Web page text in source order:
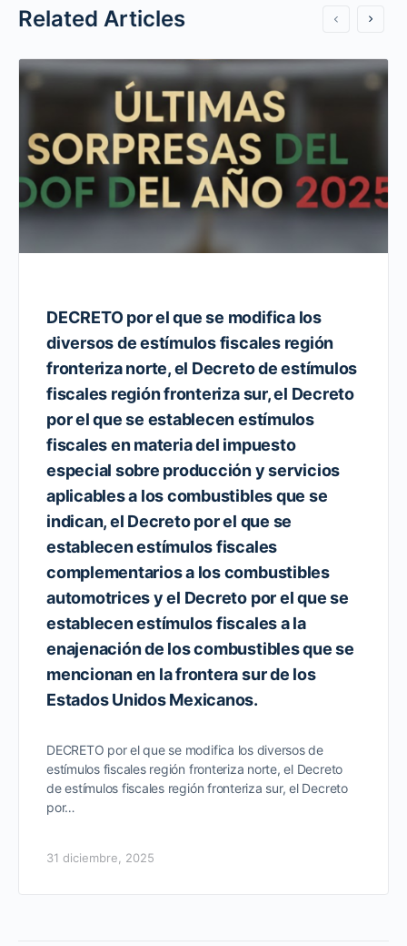
Related Articles
DECRETO por el que se modifica los
diversos de estímulos fiscales región
fronteriza norte, el Decreto de estímulos
fiscales región fronteriza sur, el Decreto
por el que se establecen estímulos
fiscales en materia del impuesto
especial sobre producción y servicios
aplicables a los combustibles que se
indican, el Decreto por el que se
establecen estímulos fiscales
complementarios a los combustibles
automotrices y el Decreto por el que se
establecen estímulos fiscales a la
enajenación de los combustibles que se
mencionan en la frontera sur de los
Estados Unidos Mexicanos.
DECRETO por el que se modifica los diversos de
estímulos fiscales región fronteriza norte, el Decreto
de estímulos fiscales región fronteriza sur, el Decreto
por…
31 diciembre, 2025